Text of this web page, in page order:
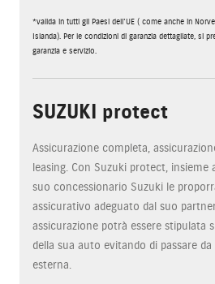
*valida in tutti gli Paesi dell'UE ( come anche in
Islanda). Per le condizioni di garanzia dettagliate, si
garanzia e servizio.
SUZUKI protect
Assicurazione completa,
leasing. Con Suzuki protect, insieme
suo concessionario Suzuki le
assicurativo adeguato dal suo
assicurazione potrà essere stipulata
della sua auto evitando di passare
esterna.